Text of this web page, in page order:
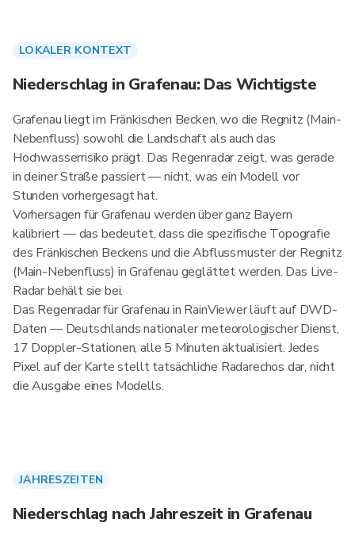
LOKALER KONTEXT
Niederschlag in Grafenau: Das Wichtigste
Grafenau liegt im Fränkischen Becken, wo die Regnitz (Main-
Nebenfluss) sowohl die Landschaft als auch das
Hochwasserrisiko prägt. Das Regenradar zeigt, was gerade
in deiner Straße passiert — nicht, was ein Modell vor
Stunden vorhergesagt hat.
Vorhersagen für Grafenau werden über ganz Bayern
kalibriert — das bedeutet, dass die spezifische Topografie
des Fränkischen Beckens und die Abflussmuster der Regnitz
(Main-Nebenfluss) in Grafenau geglättet werden. Das Live-
Radar behält sie bei.
Das Regenradar für Grafenau in RainViewer läuft auf DWD-
Daten — Deutschlands nationaler meteorologischer Dienst,
17 Doppler-Stationen, alle 5 Minuten aktualisiert. Jedes
Pixel auf der Karte stellt tatsächliche Radarechos dar, nicht
die Ausgabe eines Modells.
JAHRESZEITEN
Niederschlag nach Jahreszeit in Grafenau